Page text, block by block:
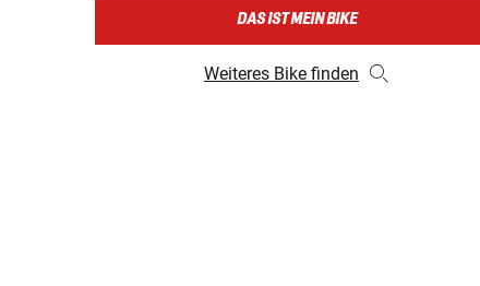
DAS IST MEIN BIKE
Weiteres Bike finden